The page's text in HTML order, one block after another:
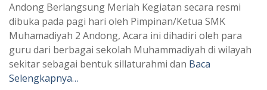
Andong Berlangsung Meriah Kegiatan secara resmi
dibuka pada pagi hari oleh Pimpinan/Ketua SMK
Muhamadiyah 2 Andong, Acara ini dihadiri oleh para
guru dari berbagai sekolah Muhammadiyah di wilayah
sekitar sebagai bentuk sillaturahmi dan Baca
Selengkapnya…